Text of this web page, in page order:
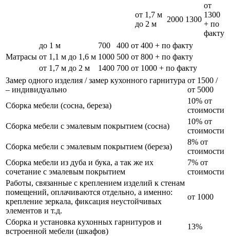
от 1,7 м
до 2 м
2000 1300
от
1300
+ по
факту
Матрасы
до 1 м 700 400 от 400 + по факту
от 1,1 м до 1,6 м 1000 500 от 800 + по факту
от 1,7 м до 2 м
1400 700 от 1000 + по факту
Замер одного изделия / замер кухонного гарнитура
– индивидуально
от 1500 /
от 5000
Сборка мебели (сосна, береза)
10% от
стоимости
Сборка мебели с эмалевым покрытием (сосна)
10% от
стоимости
Сборка мебели с эмалевым покрытием (береза)
8% от
стоимости
Сборка мебели из дуба и бука, а так же их
сочетание с эмалевым покрытием
7% от
стоимости
Работы, связанные с креплением изделий к стенам
помещений, оплачиваются отдельно, а именно:
крепление зеркала, фиксация неустойчивых
элементов и т.д.
от 1000
Сборка и установка кухонных гарнитуров и
встроенной мебели (шкафов)
13%